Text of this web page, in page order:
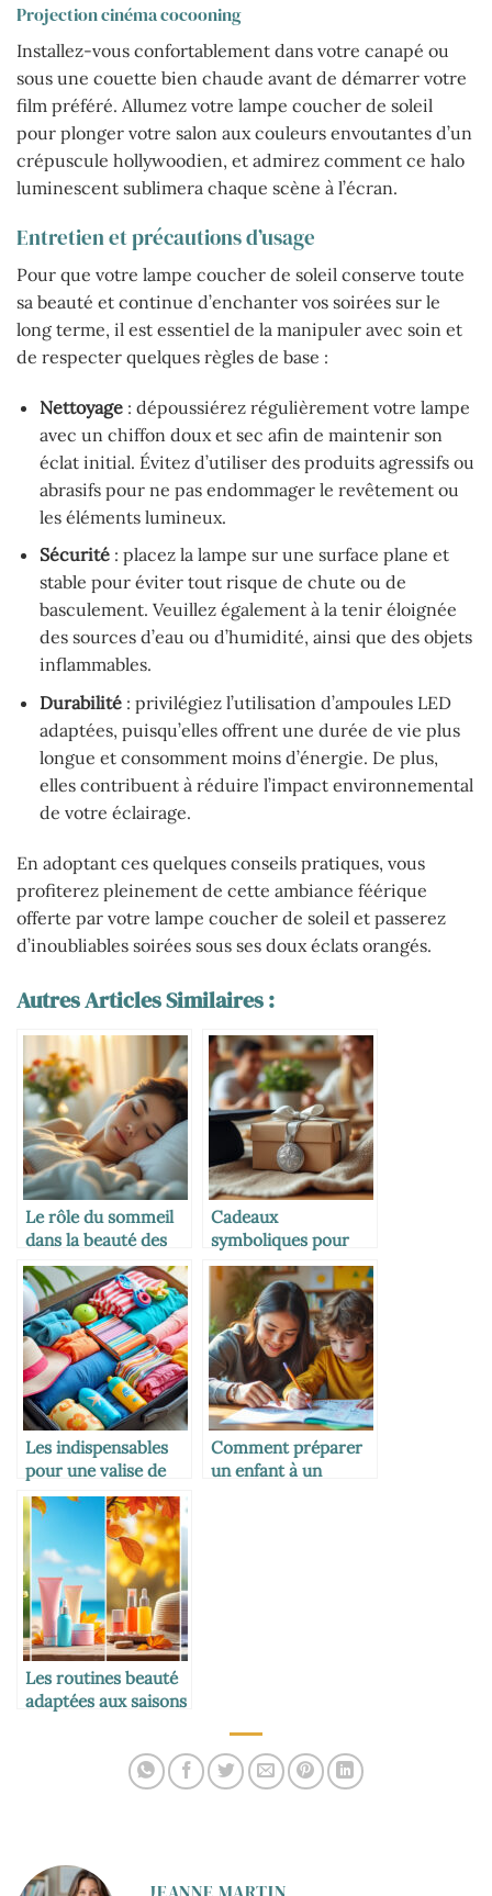
Projection cinéma cocooning
Installez-vous confortablement dans votre canapé ou
sous une couette bien chaude avant de démarrer votre
film préféré. Allumez votre lampe coucher de soleil
pour plonger votre salon aux couleurs envoutantes d’un
crépuscule hollywoodien, et admirez comment ce halo
luminescent sublimera chaque scène à l’écran.
Entretien et précautions d’usage
Pour que votre lampe coucher de soleil conserve toute
sa beauté et continue d’enchanter vos soirées sur le
long terme, il est essentiel de la manipuler avec soin et
de respecter quelques règles de base :
Nettoyage: dépoussiérez régulièrement votre lampe
avec un chiffon doux et sec afin de maintenir son
éclat initial. Évitez d’utiliser des produits agressifs ou
abrasifs pour ne pas endommager le revêtement ou
les éléments lumineux.
Sécurité: placez la lampe sur une surface plane et
stable pour éviter tout risque de chute ou de
basculement. Veuillez également à la tenir éloignée
des sources d’eau ou d’humidité, ainsi que des objets
inflammables.
Durabilité: privilégiez l’utilisation d’ampoules LED
adaptées, puisqu’elles offrent une durée de vie plus
longue et consomment moins d’énergie. De plus,
elles contribuent à réduire l’impact environnemental
de votre éclairage.
En adoptant ces quelques conseils pratiques, vous
profiterez pleinement de cette ambiance féérique
offerte par votre lampe coucher de soleil et passerez
d’inoubliables soirées sous ses doux éclats orangés.
Autres Articles Similaires :
Le rôle du sommeil
dans la beauté des
mamans
Cadeaux
symboliques pour
marquer les grandes
étapes de vie
Les indispensables
pour une valise de
vacances avec
enfants
Comment préparer
un enfant à un
Les routines beauté
adaptées aux saisons